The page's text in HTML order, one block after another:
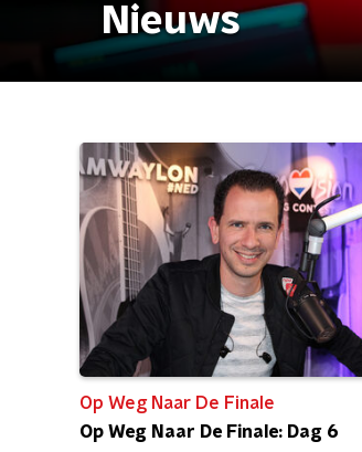
Nieuws
Op Weg Naar De Finale
Op Weg Naar De Finale: Dag 6